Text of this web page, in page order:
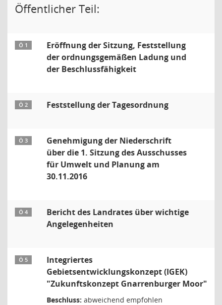
Öffentlicher Teil:
Ö 1
Eröffnung der Sitzung, Feststellung
der ordnungsgemäßen Ladung und
der Beschlussfähigkeit
Ö 2 Feststellung der Tagesordnung
Ö 3
Genehmigung der Niederschrift
über die 1. Sitzung des Ausschusses
für Umwelt und Planung am
30.11.2016
Ö 4
Bericht des Landrates über wichtige
Angelegenheiten
Ö 5
Integriertes
Gebietsentwicklungskonzept (IGEK)
"Zukunftskonzept Gnarrenburger Moor"
Beschluss: abweichend empfohlen